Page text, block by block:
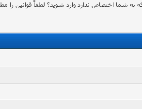
اختصاص ندارد وارد شوید؟ لطفاً قوانین را